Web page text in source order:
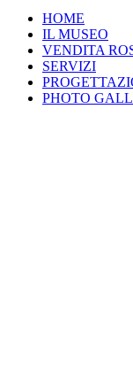
HOME
IL MUSEO
VENDITA
SERVIZI
PHOTO